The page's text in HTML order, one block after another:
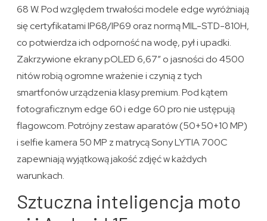
68 W. Pod względem trwałości modele edge wyróżniają
się certyfikatami IP68/IP69 oraz normą MIL-STD-810H,
co potwierdza ich odporność na wodę, pył i upadki.
Zakrzywione ekrany pOLED 6,67” o jasności do 4500
nitów robią ogromne wrażenie i czynią z tych
smartfonów urządzenia klasy premium. Pod kątem
fotograficznym edge 60 i edge 60 pro nie ustępują
flagowcom. Potrójny zestaw aparatów (50+50+10 MP)
i selfie kamera 50 MP z matrycą Sony LYTIA 700C
zapewniają wyjątkową jakość zdjęć w każdych
warunkach.
Sztuczna inteligencja moto